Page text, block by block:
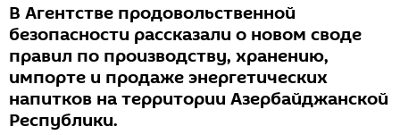
В Агентстве продовольственной
безопасности рассказали о новом своде
правил по производству, хранению,
импорте и продаже энергетических
напитков на территории Азербайджанской
Республики.